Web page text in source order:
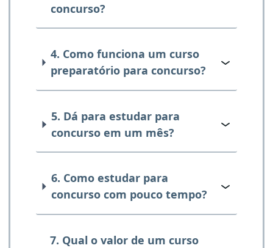
concurso?
4. Como funciona um curso
preparatório para concurso?
5. Dá para estudar para
concurso em um mês?
6. Como estudar para
concurso com pouco tempo?
7. Qual o valor de um curso